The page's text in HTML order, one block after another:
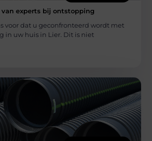
van experts bij ontstopping
voor dat u geconfronteerd wordt met
in uw huis in Lier. Dit is niet